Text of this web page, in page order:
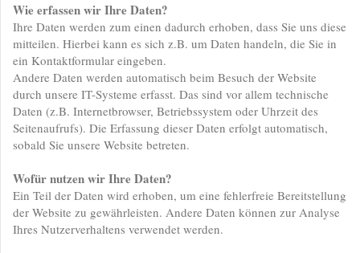
Wie erfassen wir Ihre Daten?
Ihre Daten werden zum einen dadurch erhoben, dass Sie uns diese
mitteilen. Hierbei kann es sich z.B. um Daten handeln, die Sie in
ein Kontaktformular eingeben.
Andere Daten werden automatisch beim Besuch der Website
durch unsere IT-Systeme erfasst. Das sind vor allem technische
Daten (z.B. Internetbrowser, Betriebssystem oder Uhrzeit des
Seitenaufrufs). Die Erfassung dieser Daten erfolgt automatisch,
sobald Sie unsere Website betreten.
Wofür nutzen wir Ihre Daten?
Ein Teil der Daten wird erhoben, um eine fehlerfreie Bereitstellung
der Website zu gewährleisten. Andere Daten können zur Analyse
Ihres Nutzerverhaltens verwendet werden.